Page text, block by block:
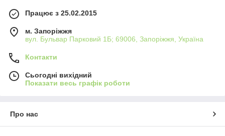
Працює з 25.02.2015
м. Запоріжжя
вул. Бульвар Парковий 1Б; 69006, Запоріжжя, Україна
Контакти
Сьогодні вихідний
Показати весь графік роботи
Про нас